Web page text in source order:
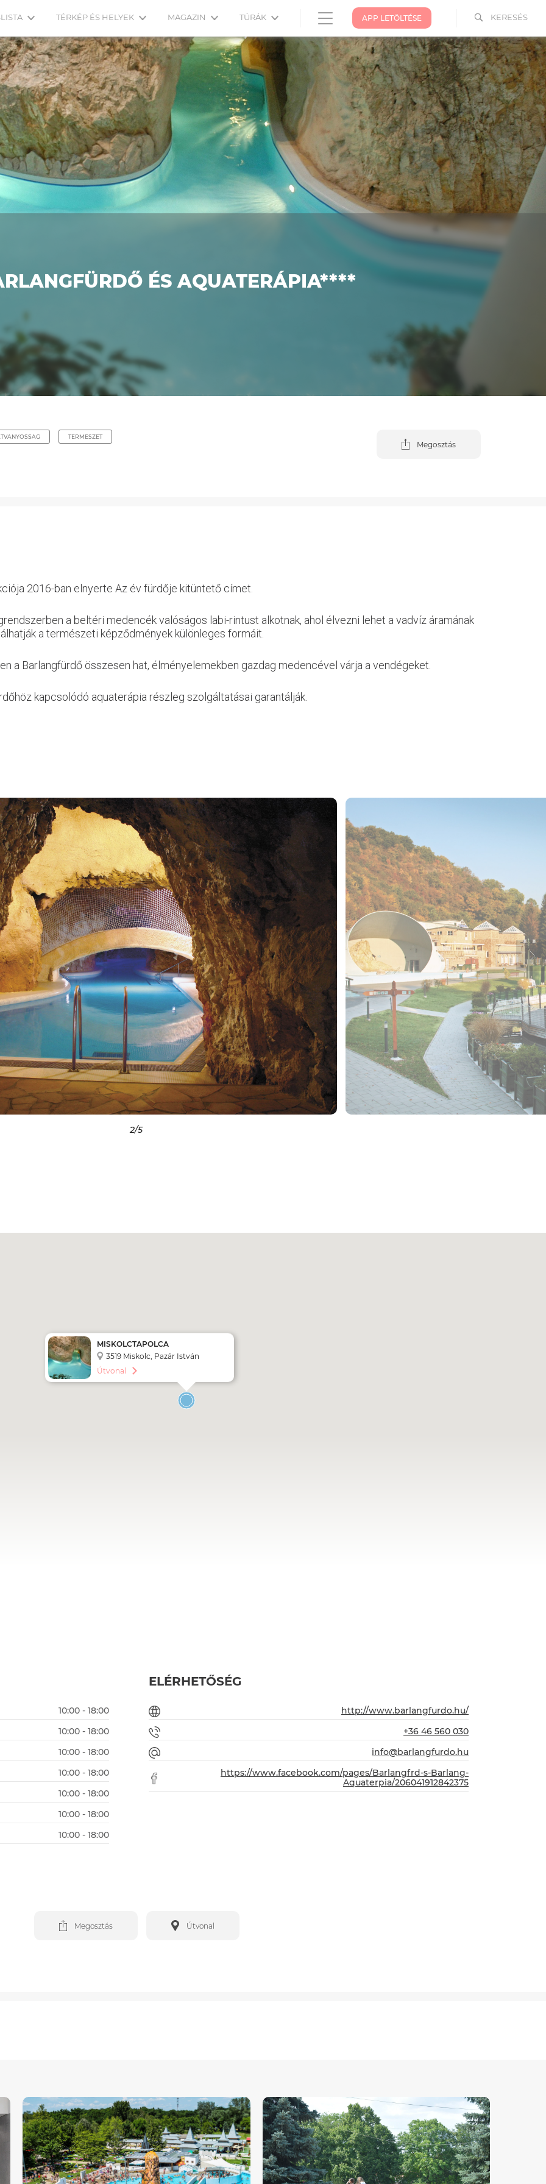
KERESÉS
APP LETÖLTÉSE
TÉRKÉP ÉS HELYEK MAGAZIN TÚRÁK
ÉS AQUATERÁPIA****
TERMESZET
Megosztás
2016-ban elnyerte Az év fürdője kitüntető címet.
a beltéri medencék valóságos labi-rintust alkotnak, ahol élvezni lehet a vadvíz áramának
a természeti képződmények különleges formáit.
a Barlangfürdő összesen hat, élményelemekben gazdag medencével várja a vendégeket.
kapcsolódó aquaterápia részleg szolgáltatásai garantálják.
3/5
MISKOLCTAPOLCA
BARLANGFÜRDŐ ÉS
AQUATERÁPIA****
3519 Miskolc, Pazár István
sétány 1.
Útvonal
10:00 - 18:00
10:00 - 18:00
10:00 - 18:00
10:00 - 18:00
10:00 - 18:00
10:00 - 18:00
10:00 - 18:00
ELÉRHETŐSÉG
http://www.barlangfurdo.hu/
+36 46 560 030
info@barlangfurdo.hu
https://www.facebook.com/pages/Barlangfrd-s-Barlang-
Aquaterpia/206041912842375
Megosztás Útvonal